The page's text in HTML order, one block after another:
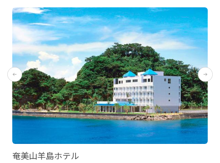
奄美山羊島ホテル